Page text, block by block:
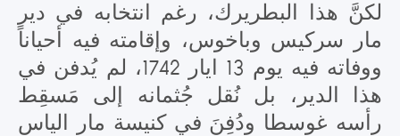
لكنَّ هذا البطريرك، رغم انتخابه في دير
مار سركيس وباخوس، وإقامته فيه أحياناً
ووفاته فيه يوم 13 ايار 1742، لم يُدفن في
هذا الدير، بل نُقل جُثمانه إلى مَسقِط
رأسه غوسطا ودُفِنَ في كنيسة مار الياس